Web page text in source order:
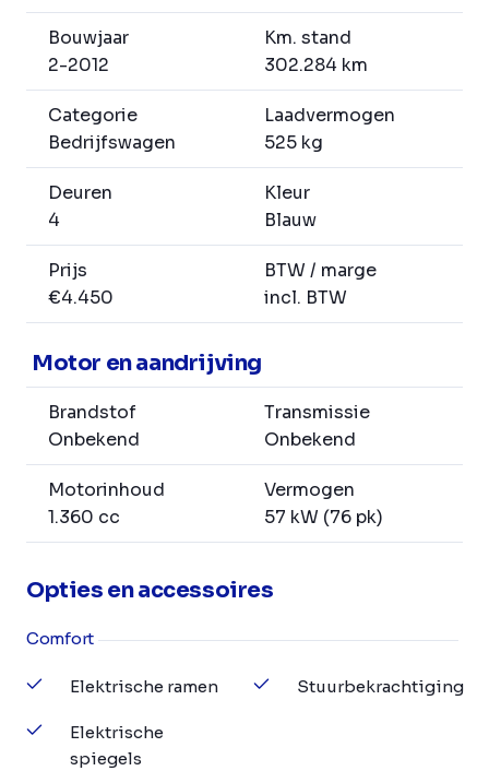
Bouwjaar
2-2012
Km. stand
302.284 km
Categorie
Bedrijfswagen
Laadvermogen
525 kg
Deuren
4
Kleur
Blauw
Prijs
€4.450
BTW / marge
incl. BTW
Motor en aandrijving
Brandstof
Onbekend
Transmissie
Onbekend
Motorinhoud
1.360 cc
Vermogen
57 kW (76 pk)
Opties en accessoires
Comfort
Elektrische ramen
Elektrische
spiegels
Stuurbekrachtiging